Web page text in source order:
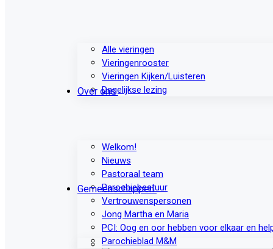
Alle vieringen
Vieringenrooster
Vieringen Kijken/Luisteren
Dagelijkse lezing
Over ons
Welkom!
Nieuws
Pastoraal team
Parochiebestuur
Vertrouwenspersonen
Jong Martha en Maria
PCI: Oog en oor hebben voor elkaar en
Parochieblad M&M
Gemeenschappen